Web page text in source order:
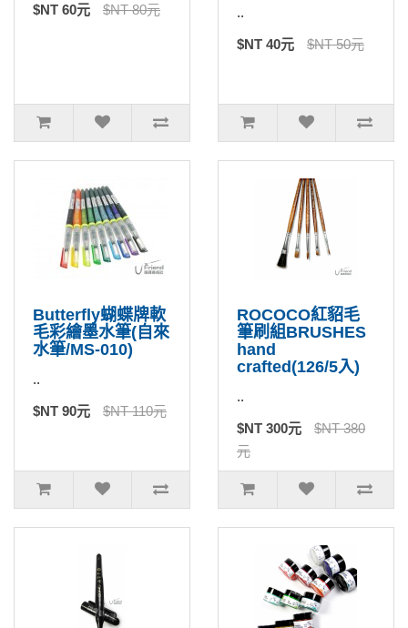
$NT 60元 $NT 80元 ..
$NT 40元 $NT 50元
Butterfly蝴蝶牌軟
毛彩繪墨水筆(自來
水筆/MS-010)
..
$NT 90元 $NT 110元
ROCOCO紅貂毛
筆刷組BRUSHES
hand
crafted(126/5入)
..
$NT 300元
$NT 380
元